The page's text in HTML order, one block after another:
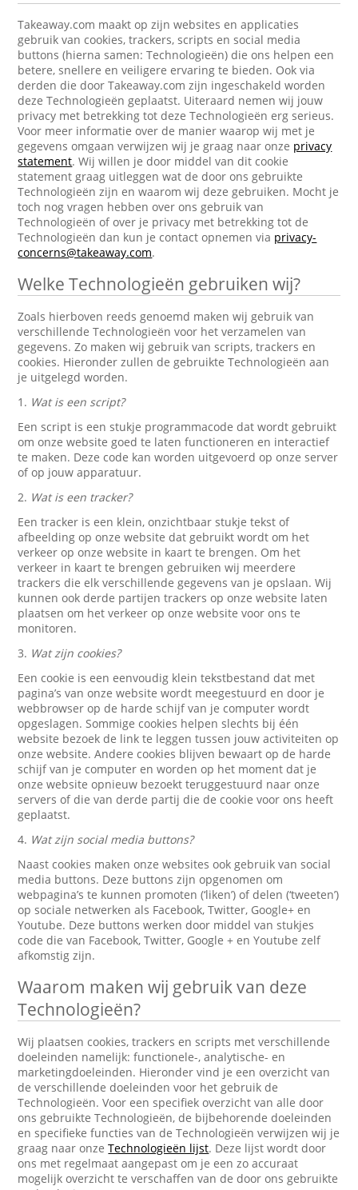
Takeaway.com maakt op zijn websites en applicaties
gebruik van cookies, trackers, scripts en social media
buttons (hierna samen: Technologieën) die ons helpen een
betere, snellere en veiligere ervaring te bieden. Ook via
derden die door Takeaway.com zijn ingeschakeld worden
deze Technologieën geplaatst. Uiteraard nemen wij jouw
privacy met betrekking tot deze Technologieën erg serieus.
Voor meer informatie over de manier waarop wij met je
gegevens omgaan verwijzen wij je graag naar onze privacy
statement. Wij willen je door middel van dit cookie
statement graag uitleggen wat de door ons gebruikte
Technologieën zijn en waarom wij deze gebruiken. Mocht je
toch nog vragen hebben over ons gebruik van
Technologieën of over je privacy met betrekking tot de
Technologieën dan kun je contact opnemen via privacy-
concerns@takeaway.com.
Welke Technologieën gebruiken wij?
Zoals hierboven reeds genoemd maken wij gebruik van
verschillende Technologieën voor het verzamelen van
gegevens. Zo maken wij gebruik van scripts, trackers en
cookies. Hieronder zullen de gebruikte Technologieën aan
je uitgelegd worden.
1. Wat is een script?
Een script is een stukje programmacode dat wordt gebruikt
om onze website goed te laten functioneren en interactief
te maken. Deze code kan worden uitgevoerd op onze server
of op jouw apparatuur.
2. Wat is een tracker?
Een tracker is een klein, onzichtbaar stukje tekst of
afbeelding op onze website dat gebruikt wordt om het
verkeer op onze website in kaart te brengen. Om het
verkeer in kaart te brengen gebruiken wij meerdere
trackers die elk verschillende gegevens van je opslaan. Wij
kunnen ook derde partijen trackers op onze website laten
plaatsen om het verkeer op onze website voor ons te
monitoren.
3. Wat zijn cookies?
Een cookie is een eenvoudig klein tekstbestand dat met
pagina’s van onze website wordt meegestuurd en door je
webbrowser op de harde schijf van je computer wordt
opgeslagen. Sommige cookies helpen slechts bij één
website bezoek de link te leggen tussen jouw activiteiten op
onze website. Andere cookies blijven bewaart op de harde
schijf van je computer en worden op het moment dat je
onze website opnieuw bezoekt teruggestuurd naar onze
servers of die van derde partij die de cookie voor ons heeft
geplaatst.
4. Wat zijn social media buttons?
Naast cookies maken onze websites ook gebruik van social
media buttons. Deze buttons zijn opgenomen om
webpagina’s te kunnen promoten (‘liken’) of delen (‘tweeten’)
op sociale netwerken als Facebook, Twitter, Google+ en
Youtube. Deze buttons werken door middel van stukjes
code die van Facebook, Twitter, Google + en Youtube zelf
afkomstig zijn.
Waarom maken wij gebruik van deze
Technologieën?
Wij plaatsen cookies, trackers en scripts met verschillende
doeleinden namelijk: functionele-, analytische- en
marketingdoeleinden. Hieronder vind je een overzicht van
de verschillende doeleinden voor het gebruik de
Technologieën. Voor een specifiek overzicht van alle door
ons gebruikte Technologieën, de bijbehorende doeleinden
en specifieke functies van de Technologieën verwijzen wij je
graag naar onzeTechnologieën lijst. Deze lijst wordt door
ons met regelmaat aangepast om je een zo accuraat
mogelijk overzicht te verschaffen van de door ons gebruikte